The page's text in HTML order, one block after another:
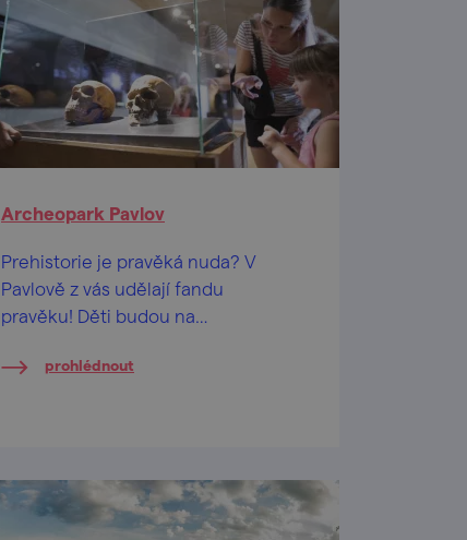
Archeopark Pavlov
Prehistorie je pravěká nuda? V
Pavlově z vás udělají fandu
pravěku! Děti budou na
dlouho.prohlédnout